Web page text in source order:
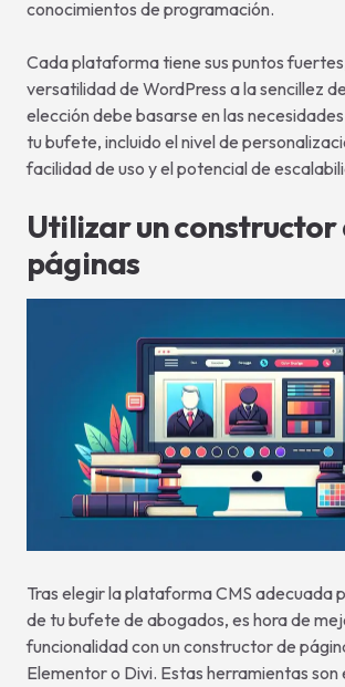
conocimientos de programación.
Cada plataforma tiene sus puntos
versatilidad de WordPress a la sencillez
elección debe basarse en las
tu bufete, incluido el nivel de
facilidad de uso y el potencial de
Utilizar un constructor
páginas
Tras elegir la plataforma CMS adecuada
de tu bufete de abogados, es hora de
funcionalidad con un constructor de
Elementor o Divi. Estas herramientas son